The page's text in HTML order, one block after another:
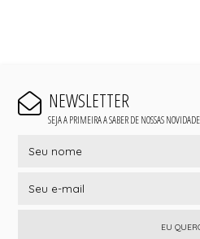
NEWSLETTER
SEJA A PRIMEIRA A SABER DE NOSSAS
EU